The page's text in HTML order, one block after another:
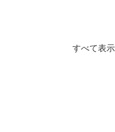
すべて表示